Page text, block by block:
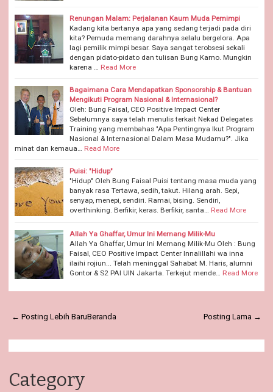
Renungan Malam: Perjalanan Kaum Muda Pemimpi
Kadang kita bertanya apa yang sedang terjadi pada diri
kita? Pemuda memang darahnya selalu bergelora. Apa
lagi pemilik mimpi besar. Saya sangat terobsesi sekali
dengan pidato-pidato dan tulisan Bung Karno. Mungkin
karena … Read More
Bagaimana Cara Mendapatkan Sponsorship & Bantuan
Mengikuti Program Nasional & Internasional?
Oleh: Bung Faisal, CEO Positive Impact Center
Sebelumnya saya telah menulis terkait Nekad Delegates
Training yang membahas "Apa Pentingnya Ikut Program
Nasional & Internasional Dalam Masa Mudamu?". Jika
minat dan kemaua… Read More
Puisi: "Hidup"
"Hidup" Oleh Bung Faisal Puisi tentang masa muda yang
banyak rasa Tertawa, sedih, takut. Hilang arah. Sepi,
senyap, menepi, sendiri. Ramai, bising. Sendiri,
overthinking. Berfikir, keras. Berfikir, santa… Read More
Allah Ya Ghaffar, Umur Ini Memang Milik-Mu
Allah Ya Ghaffar, Umur Ini Memang Milik-Mu Oleh : Bung
Faisal, CEO Positive Impact Center Innalillahi wa inna
ilaihi rojiun... Telah meninggal Sahabat M. Haris, alumni
Gontor & S2 PAI UIN Jakarta. Terkejut mende… Read More
← Posting Lebih Baru Posting Lama →
Beranda
Category